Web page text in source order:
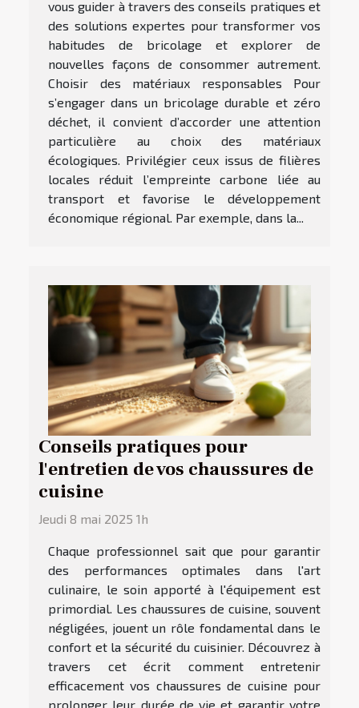
vous guider à travers des conseils pratiques et
des solutions expertes pour transformer vos
habitudes de bricolage et explorer de
nouvelles façons de consommer autrement.
Choisir des matériaux responsables Pour
s’engager dans un bricolage durable et zéro
déchet, il convient d’accorder une attention
particulière au choix des matériaux
écologiques. Privilégier ceux issus de filières
locales réduit l’empreinte carbone liée au
transport et favorise le développement
économique régional. Par exemple, dans la...
Conseils pratiques pour
l'entretien de vos chaussures de
cuisine
Jeudi 8 mai 2025 1h
Chaque professionnel sait que pour garantir
des performances optimales dans l'art
culinaire, le soin apporté à l'équipement est
primordial. Les chaussures de cuisine, souvent
négligées, jouent un rôle fondamental dans le
confort et la sécurité du cuisinier. Découvrez à
travers cet écrit comment entretenir
efficacement vos chaussures de cuisine pour
prolonger leur durée de vie et garantir votre